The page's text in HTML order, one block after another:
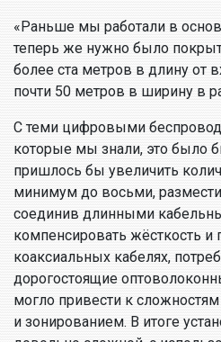
«Раньше мы работали в
теперь же нужно было
более ста метров в длину от
почти 50 метров в ширину в
С теми цифровыми
которые мы знали, это было
пришлось бы увеличить
минимум до восьми,
соединив длинными
компенсировать жёсткость и
коаксиальных кабелях,
дорогостоящие
могло привести к
и зонированием. В итоге